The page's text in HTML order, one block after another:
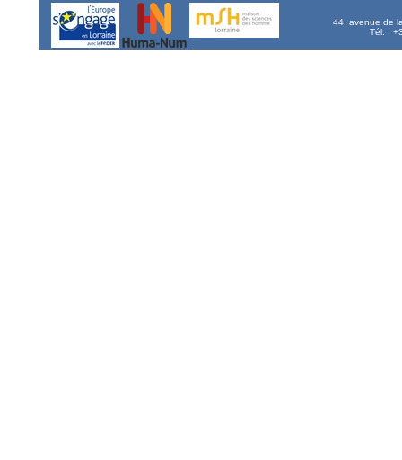
44, avenue de
Tél. :